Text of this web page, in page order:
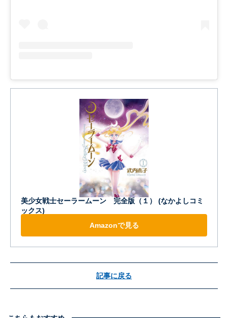
美少女戦士セーラームーン 完全版（１） (なかよしコミ
ックス)
Amazonで見る
記事に戻る